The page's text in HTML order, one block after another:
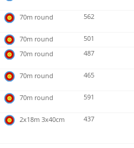
70m round 562
70m round
501
70m round 487
70m round 465
70m round 591
2x18m 3x40cm 437